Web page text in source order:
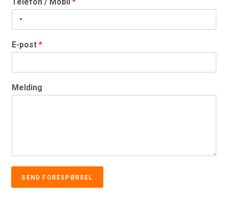
Telefon / Mobil*
E-post*
Melding
SEND FORESPØRSEL